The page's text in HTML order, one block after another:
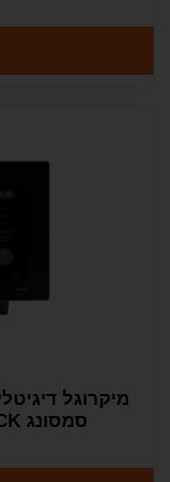
סמסונג MC32DG7646CK זכוכית שחורה